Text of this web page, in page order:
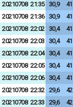
20210708 21:35 30,9 41
20210708 21:36 30,9 41
20210708 22:02 30,4 41
20210708 22:03 30,4 41
20210708 22:04 30,4 41
20210708 22:05 30,4 41
20210708 22:06 30,4 41
20210708 22:32 29,6 42
20210708 22:33 29,6 42